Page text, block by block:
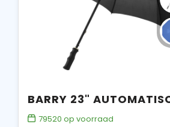
79520 op voorraad